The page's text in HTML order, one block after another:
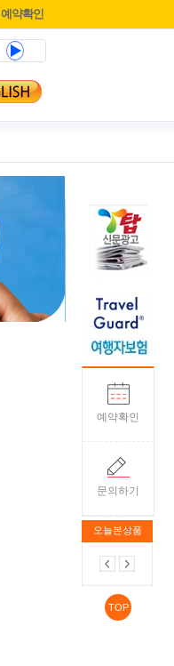
예약확인
문의하기
오늘본상품
TOP
예약확인